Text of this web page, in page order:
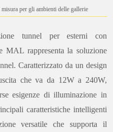
per gli ambienti delle gallerie
tunnel per esterni con
MAL rappresenta la soluzione
Caratterizzato da un design
che va da 12W a 240W,
esigenze di illuminazione in
caratteristiche intelligenti
versatile che supporta il